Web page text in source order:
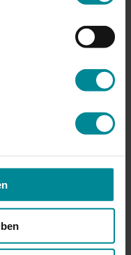
Pilsensee